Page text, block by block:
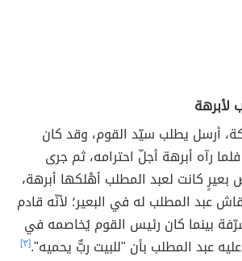
لأبرهة
أرسل يطلب سيّد القوم، وقد كان
رآه أبرهة أجلّ احترامه، ثم جرى
كانت لعبد المطلب أهْلكها أبرهة،
عبد المطلب له في البعير؛ لأنّه قادم
بينما كان رئيس القوم يُخاصمه في
عبد المطلب بأن "للبيت ربٌّ يحميه".[٣]